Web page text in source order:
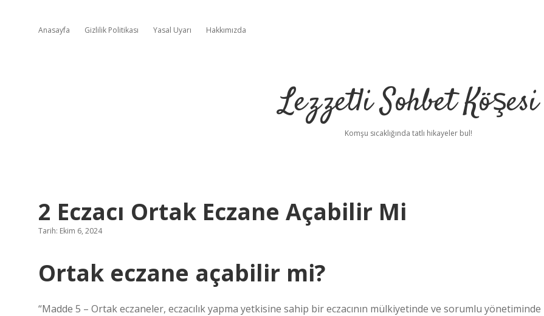
Anasayfa Gizlilik Politikası Yasal Uyarı Hakkımızda
Lezzetli Sohbet Köşesi
Komşu sıcaklığında tatlı hikayeler bul!
2 Eczacı Ortak Eczane Açabilir Mi
Tarih: Ekim 6, 2024
Ortak eczane açabilir mi?
“Madde 5 – Ortak eczaneler, eczacılık yapma yetkisine sahip bir eczacının mülkiyetinde ve sorumlu yönetiminde